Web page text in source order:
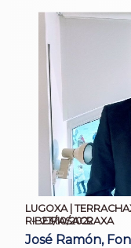
LUGOXA |
RIBEIRASACRAXA
23/10/2022
José Ramón,